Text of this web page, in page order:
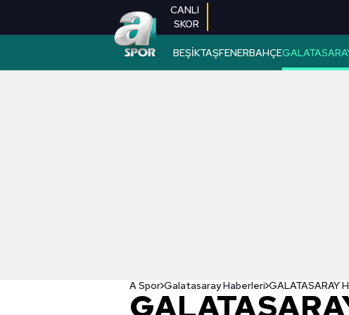
CANLI
SKOR
BEŞİKTAŞFENERBAHÇE
A Spor Galatasaray Haberleri